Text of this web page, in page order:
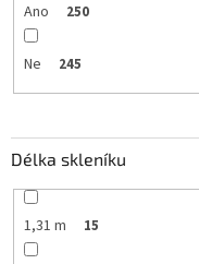
Ano 250
Ne 245
Délka skleníku
1,31 m 15